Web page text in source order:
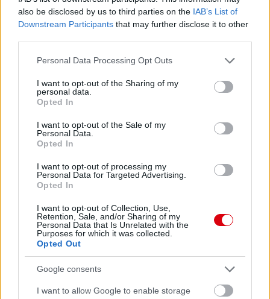
also be disclosed by us to third parties on the IAB’s List of
Downstream Participants that may further disclose it to other
Please note that this website/app uses one or more Google
not limited to your visit or usage behaviour. You may click to
grant or deny consent to Google and its third-party tags to
use your data for below specified purposes in below Google
consent section.
Personal Data Processing Opt Outs
I want to opt-out of the Sharing of my
personal data.
Opted In
I want to opt-out of the Sale of my
Personal Data.
Opted In
I want to opt-out of processing my
Personal Data for Targeted Advertising.
Opted In
I want to opt-out of Collection, Use,
Retention, Sale, and/or Sharing of my
Personal Data that Is Unrelated with the
Purposes for which it was collected.
Opted Out
Google consents
I want to allow Google to enable storage
Meccs Center
Paris Saint-Germainvs
Manchester United
Felkészülési szezon 4. mérkőzés
Nya Ullevi, Göteborg